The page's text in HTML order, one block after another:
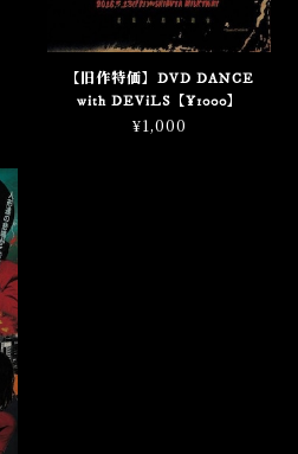
【旧作特価】DVD DANCE
with DEViLS【¥1000】
¥1,000